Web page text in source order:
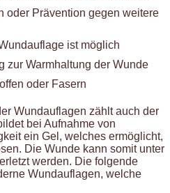
oder Prävention gegen weitere
ist möglich
zur Warmhaltung der Wunde
oder Fasern
Wundauflagen zählt auch der
bei Aufnahme von
ein Gel, welches ermöglicht,
Die Wunde kann somit unter
werden. Die folgende
Wundauflagen, welche